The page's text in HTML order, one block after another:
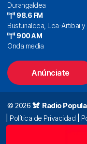
Durangaldea
98.6 FM
Busturialdea, Lea-Artibai
900 AM
Onda media
Anúnciate
© 2026 Radio
Política de Privacidad